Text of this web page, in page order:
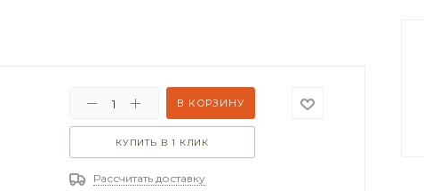
В КОРЗИНУ
КУПИТЬ В 1 КЛИК
Рассчитать доставку